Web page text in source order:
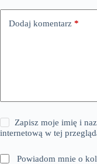
Dodaj komentarz *
Zapisz moje imię i
internetową w tej
Powiadom mnie o